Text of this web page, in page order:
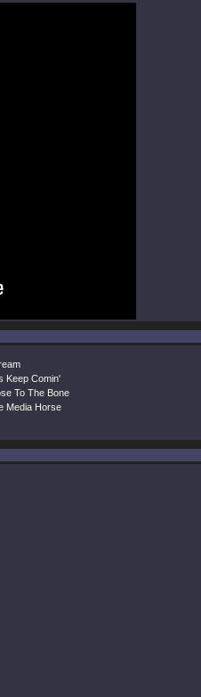
Keep Comin'
To The Bone
Media Horse